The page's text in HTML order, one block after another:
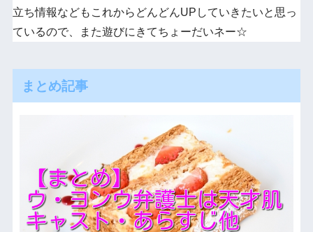
立ち情報などもこれからどんどんUPしていきたいと思っ
ているので、また遊びにきてちょーだいネー☆
まとめ記事